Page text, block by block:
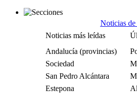
Noticias de
Noticias más leídas
Andalucía (provincias)
Sociedad
San Pedro Alcántara
Estepona